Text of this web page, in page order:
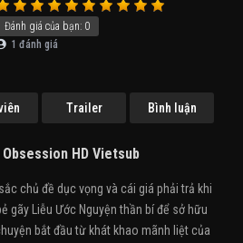
Đánh giá của bạn: 0
1 đánh giá
Trailer Bình luận
HD Vietsub
chủ đề dục vọng và cái giá phải trả khi
gãy Liễu Ước Nguyện thần bí để sở hữu
bắt đầu từ khát khao mãnh liệt của